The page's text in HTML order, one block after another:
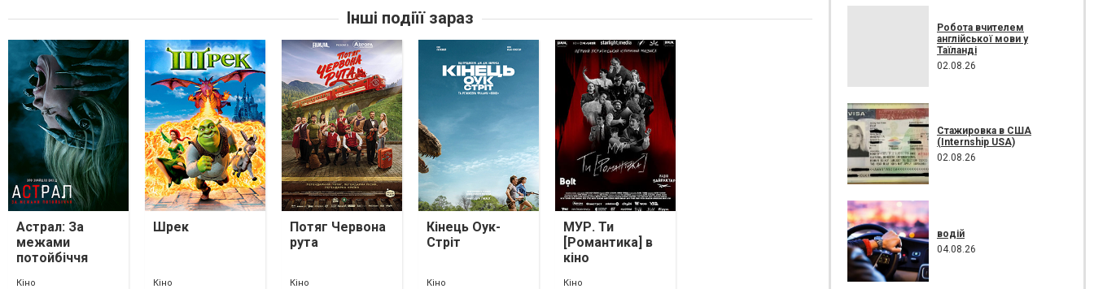
Інші подіїї зараз
Астрал: За
межами
потойбіччя
Кіно
Шрек
Кіно
Потяг Червона
рута
Кіно
Кінець Оук-
Стріт
Кіно
МУР. Ти
[Романтика] в
кіно
Кіно
Робота вчителем
англійської мови у
Таїланді
02.08.26
Стажировка в США
(Internship USA)
02.08.26
водій
04.08.26